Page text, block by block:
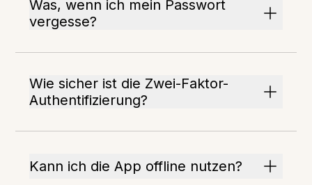
Was, wenn ich mein Passwort
vergesse?
Wie sicher ist die Zwei-Faktor-
Authentifizierung?
Kann ich die App offline nutzen?